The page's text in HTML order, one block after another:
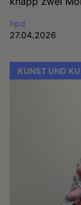
hpd
27.04.2026
KUNST UND